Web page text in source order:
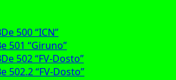
500 “ICN”
501 “Giruno”
502 “FV-Dosto”
502.2 “FV-Dosto”